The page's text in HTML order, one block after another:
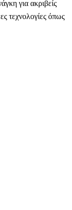
για ακριβείς
τεχνολογίες όπως